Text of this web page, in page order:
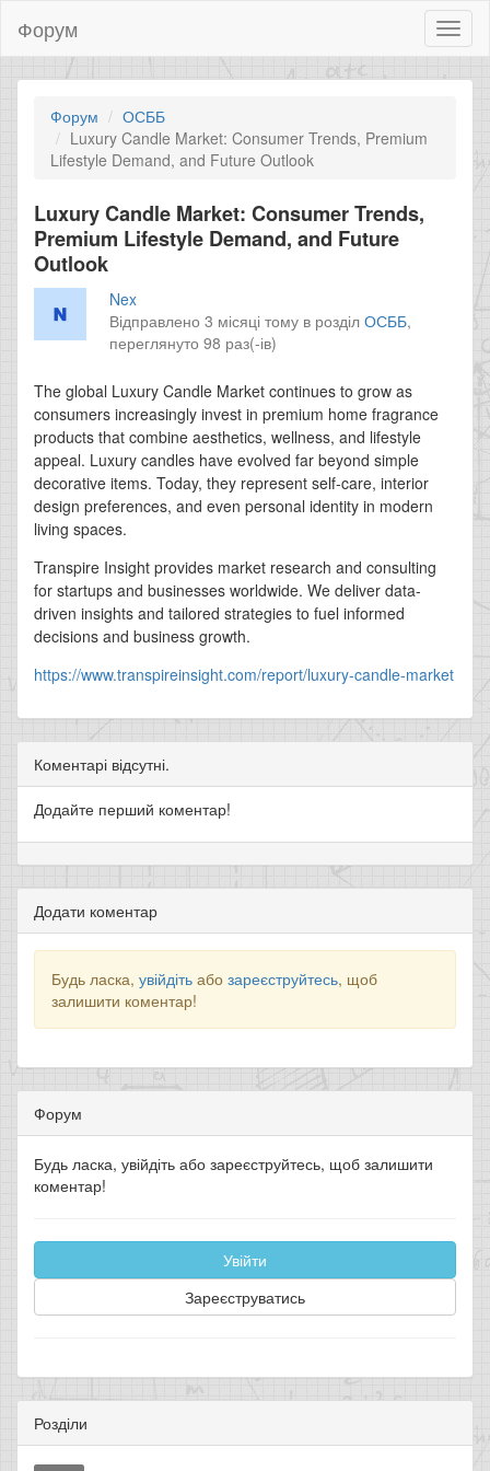
Форум
Форум
ОСББ
Luxury Candle Market: Consumer Trends, Premium
Lifestyle Demand, and Future Outlook
Luxury Candle Market: Consumer Trends,
Premium Lifestyle Demand, and Future
Outlook
Nex
Відправлено 3 місяці тому в розділОСББ,
переглянуто 98 раз(-ів)
The global Luxury Candle Market continues to grow as
consumers increasingly invest in premium home fragrance
products that combine aesthetics, wellness, and lifestyle
appeal. Luxury candles have evolved far beyond simple
decorative items. Today, they represent self-care, interior
design preferences, and even personal identity in modern
living spaces.
Transpire Insight provides market research and consulting
for startups and businesses worldwide. We deliver data-
driven insights and tailored strategies to fuel informed
decisions and business growth.
https://www.transpireinsight.com/report/luxury-candle-market
Коментарі відсутні.
Додайте перший коментар!
Додати коментар
Будь ласка, увійдіть або зареєструйтесь, щоб
залишити коментар!
Форум
Будь ласка, увійдіть або зареєструйтесь, щоб залишити
коментар!
Увійти
Зареєструватись
Розділи